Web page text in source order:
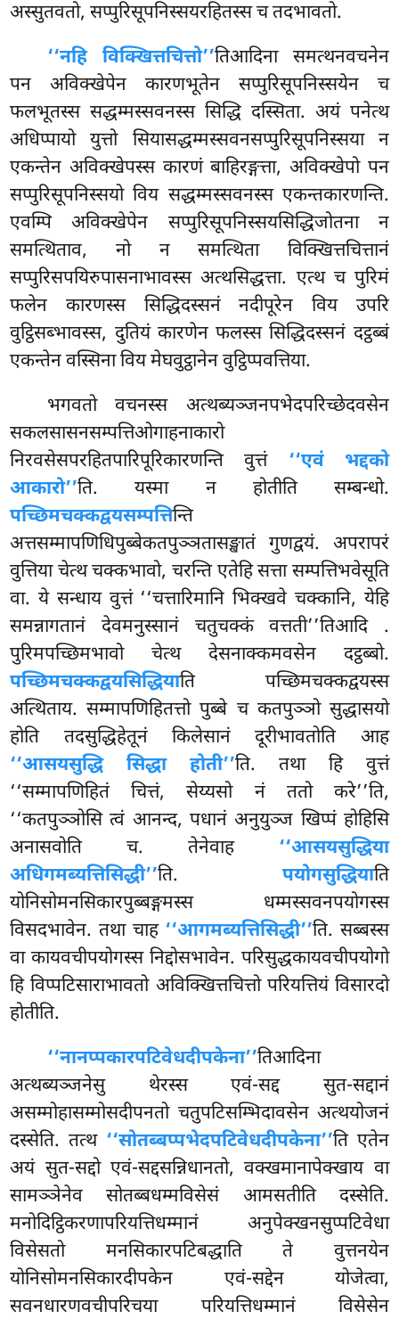
अस्सुतवतो, सप्पुरिसूपनिस्सयरहितस्स च तदभावतो.
‘‘नहि विक्खित्तचित्तो’’तिआदिना समत्थनवचनेन
पन अविक्खेपेन कारणभूतेन सप्पुरिसूपनिस्सयेन च
फलभूतस्स सद्धम्मस्सवनस्स सिद्धि दस्सिता. अयं पनेत्थ
अधिप्पायो युत्तो सियासद्धम्मस्सवनसप्पुरिसूपनिस्सया न
एकन्तेन अविक्खेपस्स कारणं बाहिरङ्गत्ता, अविक्खेपो पन
सप्पुरिसूपनिस्सयो विय सद्धम्मस्सवनस्स एकन्तकारणन्ति.
एवम्पि अविक्खेपेन सप्पुरिसूपनिस्सयसिद्धिजोतना न
समत्थिताव, नो न समत्थिता विक्खित्तचित्तानं
सप्पुरिसपयिरुपासनाभावस्स अत्थसिद्धत्ता. एत्थ च पुरिमं
फलेन कारणस्स सिद्धिदस्सनं नदीपूरेन विय उपरि
वुट्ठिसब्भावस्स, दुतियं कारणेन फलस्स सिद्धिदस्सनं दट्ठब्बं
एकन्तेन वस्सिना विय मेघवुट्ठानेन वुट्ठिप्पवत्तिया.
भगवतो वचनस्स अत्थब्यञ्जनपभेदपरिच्छेदवसेन
सकलसासनसम्पत्तिओगाहनाकारो
निरवसेसपरहितपारिपूरिकारणन्ति वुत्तं ‘‘एवं भद्दको
आकारो’’ति. यस्मा न होतीति सम्बन्धो.
पच्छिमचक्कद्वयसम्पत्तिन्ति
अत्तसम्मापणिधिपुब्बेकतपुञ्ञतासङ्खातं गुणद्वयं. अपरापरं
वुत्तिया चेत्थ चक्कभावो, चरन्ति एतेहि सत्ता सम्पत्तिभवेसूति
वा. ये सन्धाय वुत्तं ‘‘चत्तारिमानि भिक्खवे चक्कानि, येहि
समन्नागतानं देवमनुस्सानं चतुचक्कं वत्तती’’तिआदि .
पुरिमपच्छिमभावो चेत्थ देसनाक्कमवसेन दट्ठब्बो.
पच्छिमचक्कद्वयसिद्धियाति पच्छिमचक्कद्वयस्स
अत्थिताय. सम्मापणिहितत्तो पुब्बे च कतपुञ्ञो सुद्धासयो
होति तदसुद्धिहेतूनं किलेसानं दूरीभावतोति आह
‘‘आसयसुद्धि सिद्धा होती’’ति. तथा हि वुत्तं
‘‘सम्मापणिहितं चित्तं, सेय्यसो नं ततो करे’’ति,
‘‘कतपुञ्ञोसि त्वं आनन्द, पधानं अनुयुञ्ज खिप्पं होहिसि
अनासवोति च. तेनेवाह ‘‘आसयसुद्धिया
अधिगमब्यत्तिसिद्धी’’ति. पयोगसुद्धियाति
योनिसोमनसिकारपुब्बङ्गमस्स धम्मस्सवनपयोगस्स
विसदभावेन. तथा चाह ‘‘आगमब्यत्तिसिद्धी’’ति. सब्बस्स
वा कायवचीपयोगस्स निद्दोसभावेन. परिसुद्धकायवचीपयोगो
हि विप्पटिसाराभावतो अविक्खित्तचित्तो परियत्तियं विसारदो
होतीति.
‘‘नानप्पकारपटिवेधदीपकेना’’तिआदिना
अत्थब्यञ्जनेसु थेरस्स एवं-सद्द सुत-सद्दानं
असम्मोहासम्मोसदीपनतो चतुपटिसम्भिदावसेन अत्थयोजनं
दस्सेति. तत्थ ‘‘सोतब्बप्पभेदपटिवेधदीपकेना’’ति एतेन
अयं सुत-सद्दो एवं-सद्दसन्निधानतो, वक्खमानापेक्खाय वा
सामञ्ञेनेव सोतब्बधम्मविसेसं आमसतीति दस्सेति.
मनोदिट्ठिकरणापरियत्तिधम्मानं अनुपेक्खनसुप्पटिवेधा
विसेसतो मनसिकारपटिबद्धाति ते वुत्तनयेन
योनिसोमनसिकारदीपकेन एवं-सद्देन योजेत्वा,
सवनधारणवचीपरिचया परियत्तिधम्मानं विसेसेन